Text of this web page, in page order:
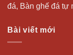
đá, Bàn ghế đá
Bài viết mới